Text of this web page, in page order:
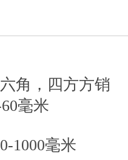
角，四方方销
毫米
1000毫米